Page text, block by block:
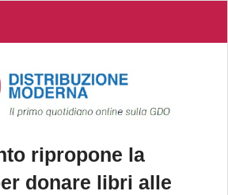
ripropone la
donare libri alle